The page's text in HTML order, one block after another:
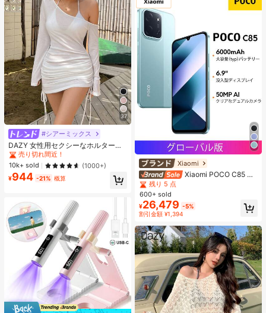
37
#シアーミックス
DAZY 女性用セクシーなホルターネ
ック リボン ストラップ ルーチェ シ
アー ビーチカバーアップ水着ラッ
プ、夏のY2Kロングスリーブ女性用
トップス オフショル
#1 ベストセラー
売り切れ間近！
#1 ベストセラー
売り切れ間近！
#1 ベストセラー
売り切れ間近！
#1 ベストセラー
10k+ sold (1000+)
¥944 -21% 概算
Xiaomi
Xiaomi POCO C85 NF
C スマートフォン 6GB + 128GB/8G
B + 256GB グローバル版 6.9インチ
ドットドロップディスプレイ 120Hz
リフレッシュレート 6000mAh (Typ)
バッテリー 33W急速充電 50MPメイ
ンカメラ AI顔認証 IP64防塵・防水、
オリジナル正規品
#4 ベストセラー に 携帯電話
残り 5 点
#4 ベストセラー
残り 5 点
#4 ベストセラー
残り 5 点
#4 ベストセラー に 携帯電話
残り 5 点
600+ sold
¥26,479 -5%
割引金額 ¥1,394